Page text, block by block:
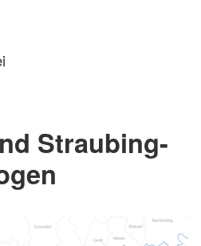
Straubing-